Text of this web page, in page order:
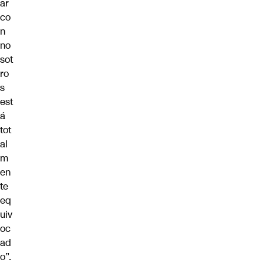
ar
co
n
no
sot
ro
s
est
á
tot
al
m
en
te
eq
uiv
oc
ad
o”.